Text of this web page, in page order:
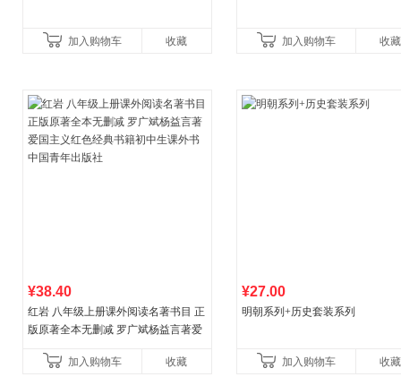
加入购物车 收藏 加入购物车 收藏
¥38.40
红岩 八年级上册课外阅读名著书目 正
版原著全本无删减 罗广斌杨益言著爱
国青年出版社加入购物车 收藏
¥27.00
明朝系列+历史套装系列
加入购物车 收藏